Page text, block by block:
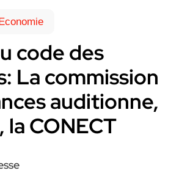
Economie
code des
La commission
auditionne,
la CONECT